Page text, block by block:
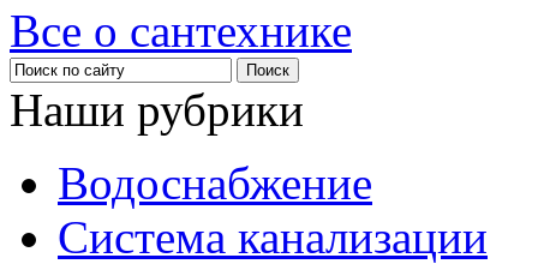
Все о сантехнике
Наши рубрики
Водоснабжение
Система канализации